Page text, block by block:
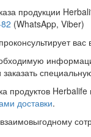
продукции
(WhatsApp, Viber)
заказать
продуктов
доставки.